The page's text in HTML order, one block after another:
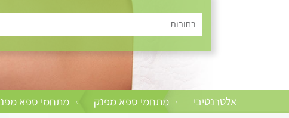
רחובות
אלטרנטיבי › מתחמי ספא מפנק › מתחמי ספא